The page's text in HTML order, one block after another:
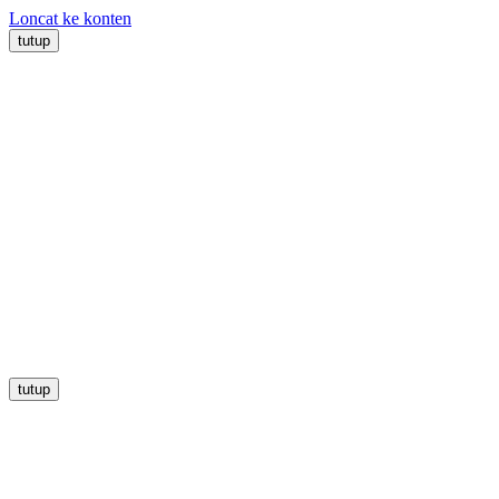
Loncat ke konten
tutup
tutup